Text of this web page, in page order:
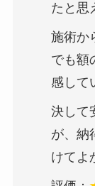
たと思
施術か
でも額
感して
決して
が、納
けてよ